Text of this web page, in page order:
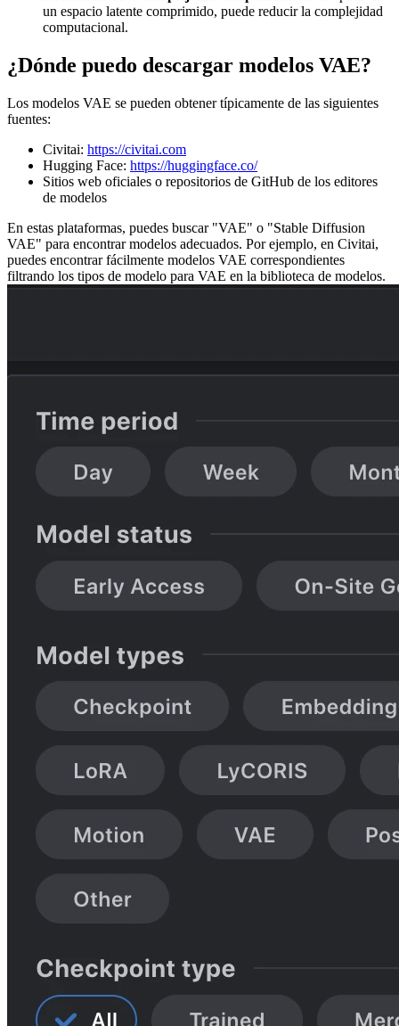
un espacio latente comprimido, puede reducir la complejidad
computacional.
¿Dónde puedo descargar modelos VAE?
Los modelos VAE se pueden obtener típicamente de las siguientes
fuentes:
Civitai: https://civitai.com
Hugging Face: https://huggingface.co/
Sitios web oficiales o repositorios de GitHub de los editores
de modelos
En estas plataformas, puedes buscar "VAE" o "Stable Diffusion
VAE" para encontrar modelos adecuados. Por ejemplo, en Civitai,
puedes encontrar fácilmente modelos VAE correspondientes
filtrando los tipos de modelo para VAE en la biblioteca de modelos.